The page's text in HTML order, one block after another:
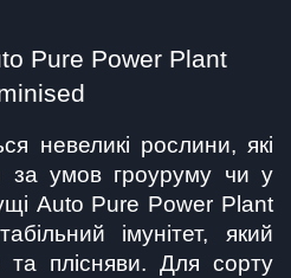
Pure Power Plant
невеликі рослини, які
за умов гроуруму чи у
Auto Pure Power Plant
імунітет, який
та плісняви. Для сорту